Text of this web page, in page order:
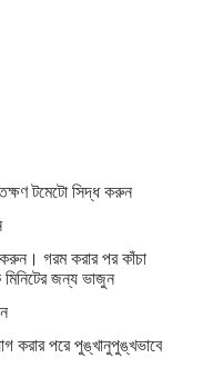
টমেটো সিদ্ধ করুন
করুন। গরম করার পর কাঁচা
জন্য ভাজুন
করার পরে পুঙ্খানুপুঙ্খভাবে